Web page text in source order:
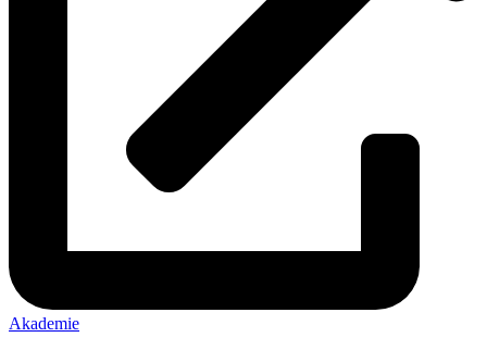
Akademie